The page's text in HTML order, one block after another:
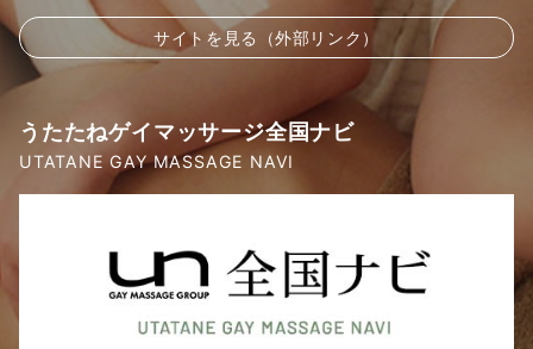
サイトを見る（外部リンク）
うたたねゲイマッサージ全国ナビ
UTATANE GAY MASSAGE NAVI